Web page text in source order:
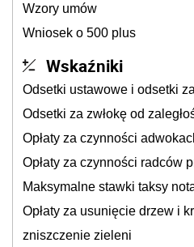
Wzory umów
Wniosek o 500 plus
Wskaźniki
Odsetki ustawowe i odsetki
Odsetki za zwłokę od
Opłaty za czynności
Opłaty za czynności radców
Maksymalne stawki taksy
Opłaty za usunięcie drzew i
zniszczenie zieleni